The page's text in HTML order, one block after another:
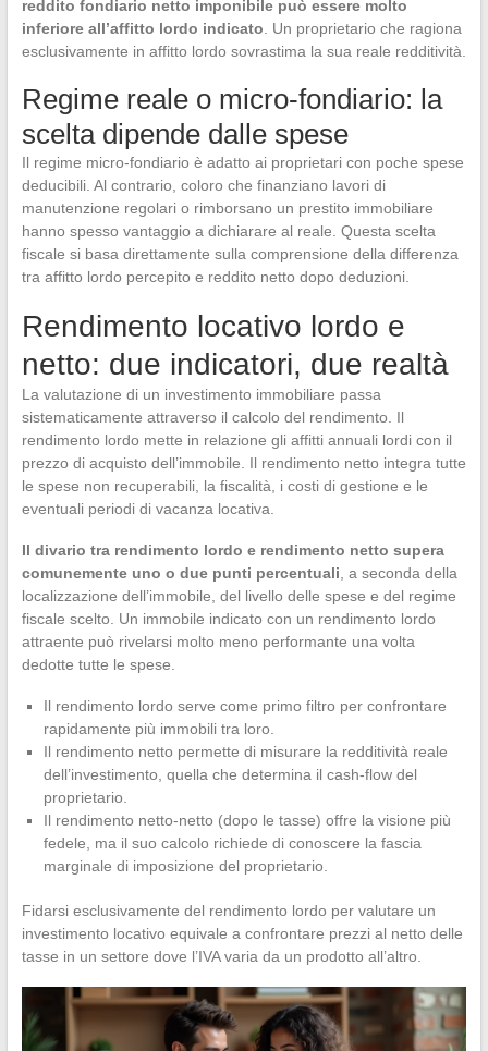
reddito fondiario netto imponibile può essere molto
inferiore all’affitto lordo indicato . Un proprietario che ragiona
esclusivamente in affitto lordo sovrastima la sua reale redditività.
Regime reale o micro-fondiario: la
scelta dipende dalle spese
Il regime micro-fondiario è adatto ai proprietari con poche spese
deducibili. Al contrario, coloro che finanziano lavori di
manutenzione regolari o rimborsano un prestito immobiliare
hanno spesso vantaggio a dichiarare al reale. Questa scelta
fiscale si basa direttamente sulla comprensione della differenza
tra affitto lordo percepito e reddito netto dopo deduzioni.
Rendimento locativo lordo e
netto: due indicatori, due realtà
La valutazione di un investimento immobiliare passa
sistematicamente attraverso il calcolo del rendimento. Il
rendimento lordo mette in relazione gli affitti annuali lordi con il
prezzo di acquisto dell’immobile. Il rendimento netto integra tutte
le spese non recuperabili, la fiscalità, i costi di gestione e le
eventuali periodi di vacanza locativa.
Il divario tra rendimento lordo e rendimento netto supera
comunemente uno o due punti percentuali , a seconda della
localizzazione dell’immobile, del livello delle spese e del regime
fiscale scelto. Un immobile indicato con un rendimento lordo
attraente può rivelarsi molto meno performante una volta
dedotte tutte le spese.
Il rendimento lordo serve come primo filtro per confrontare
rapidamente più immobili tra loro.
Il rendimento netto permette di misurare la redditività reale
dell’investimento, quella che determina il cash-flow del
proprietario.
Il rendimento netto-netto (dopo le tasse) offre la visione più
fedele, ma il suo calcolo richiede di conoscere la fascia
marginale di imposizione del proprietario.
Fidarsi esclusivamente del rendimento lordo per valutare un
investimento locativo equivale a confrontare prezzi al netto delle
tasse in un settore dove l’IVA varia da un prodotto all’altro.